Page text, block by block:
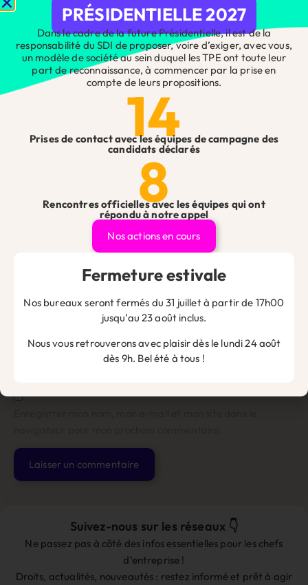
Votre adresse e-mail ne sera pas publiée. Les champs
obligatoires sont indiqués avec*
Commentaire *
Site web
Suivez-nous sur les réseaux 👇
Ne passez pas à côté des infos essentielles pour les chefs
d’entreprise !
Droits, actualités, nouveautés : restez informé et prêt à agir
PRÉSIDENTIELLE 2027
Dans le cadre de la future Présidentielle, il est de la
responsabilité du SDI de proposer, voire d’exiger, avec vous,
un modèle de société au sein duquel les TPE ont toute leur
part de reconnaissance, à commencer par la prise en
compte de leurs propositions.
14
Prises de contact avec les équipes de campagne des
candidats déclarés
8
Rencontres officielles avec les équipes qui ont
répondu à notre appel
Nos actions en cours
Fermeture estivale
Nos bureaux seront fermés du 31 juillet à partir de 17h00
jusqu’au 23 août inclus.
Nous vous retrouverons avec plaisir dès le lundi 24 août
dès 9h. Bel été à tous !